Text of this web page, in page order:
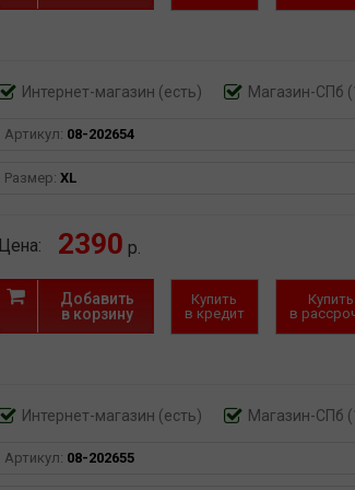
Интернет-магазин (есть) Магазин-СПб
Артикул: 08-202654
Размер: XL
Цена: 2390 р.
Добавить
в корзину
Купить
в кредит
Купить
в
Интернет-магазин (есть) Магазин-СПб
Артикул: 08-202655